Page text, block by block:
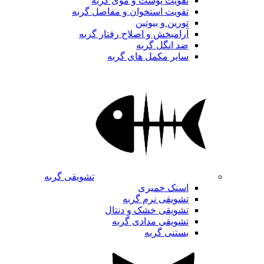
تقویت استخوان و مفاصل گربه
تورین و بیوتین
آرامبخش و اصلاح رفتار گربه
ضد انگل گربه
سایر مکمل های گربه
تشویقی گربه
اسنک خمیری
تشویقی نرم گربه
تشویقی خشک و دنتال
تشویقی مدادی گربه
بستنی گربه